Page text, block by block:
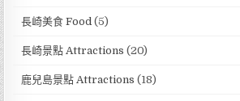
長崎美食 Food (5)
長崎景點 Attractions (20)
鹿兒島景點 Attractions (18)